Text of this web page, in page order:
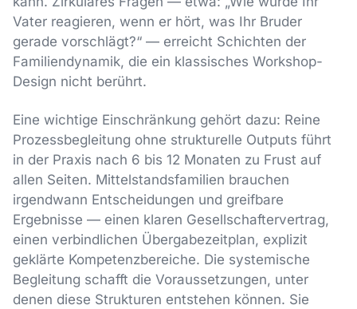
Vater reagieren, wenn er hört, was Ihr Bruder
gerade vorschlägt?“ — erreicht Schichten der
Familiendynamik, die ein klassisches Workshop-
Design nicht berührt.
Eine wichtige Einschränkung gehört dazu: Reine
Prozessbegleitung ohne strukturelle Outputs führt
in der Praxis nach 6 bis 12 Monaten zu Frust auf
allen Seiten. Mittelstandsfamilien brauchen
irgendwann Entscheidungen und greifbare
Ergebnisse — einen klaren Gesellschaftervertrag,
einen verbindlichen Übergabezeitplan, explizit
geklärte Kompetenzbereiche. Die systemische
Begleitung schafft die Voraussetzungen, unter
denen diese Strukturen entstehen können. Sie